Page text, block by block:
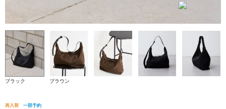
ブラック ブラウン
再入荷 一部予約